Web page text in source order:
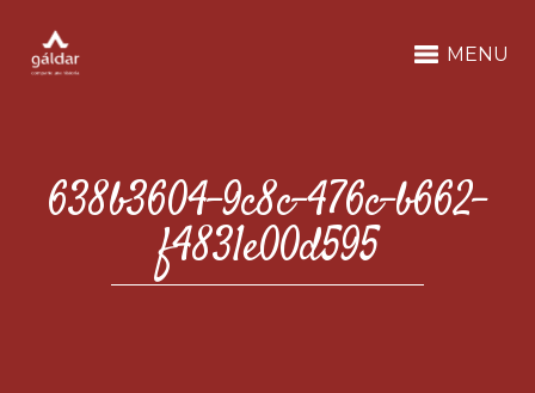
MENU
638b3604-9c8c-476c-b662-
f4831e00d595